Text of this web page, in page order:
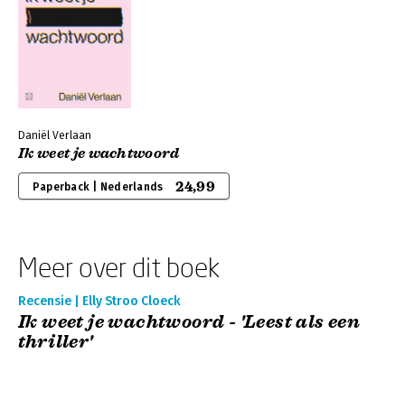
Daniël Verlaan
Ik weet je wachtwoord
Paperback | Nederlands 24,99
Meer over dit boek
Recensie | Elly Stroo Cloeck
Ik weet je wachtwoord - 'Leest als een
thriller'